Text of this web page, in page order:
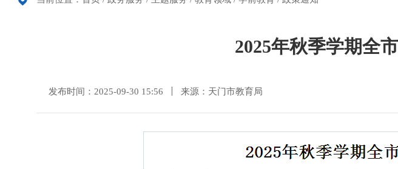
2025年秋季学期全
发布时间：2025-09-30 15:56 来源：天门市教育局